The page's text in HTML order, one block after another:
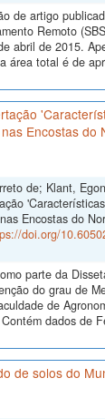
de artigo
Remoto
abril de 2015.
área total é de
Encostas do
de; Klant,
Encostas do
doi.org/
parte da
do grau de
de
dados de
de solos do